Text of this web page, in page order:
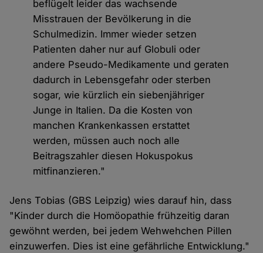
beflügelt leider das wachsende
Misstrauen der Bevölkerung in die
Schulmedizin. Immer wieder setzen
Patienten daher nur auf Globuli oder
andere Pseudo-Medikamente und geraten
dadurch in Lebensgefahr oder sterben
sogar, wie kürzlich ein siebenjähriger
Junge in Italien. Da die Kosten von
manchen Krankenkassen erstattet
werden, müssen auch noch alle
Beitragszahler diesen Hokuspokus
mitfinanzieren."
Jens Tobias (GBS Leipzig) wies darauf hin, dass
"Kinder durch die Homöopathie frühzeitig daran
gewöhnt werden, bei jedem Wehwehchen Pillen
einzuwerfen. Dies ist eine gefährliche Entwicklung."